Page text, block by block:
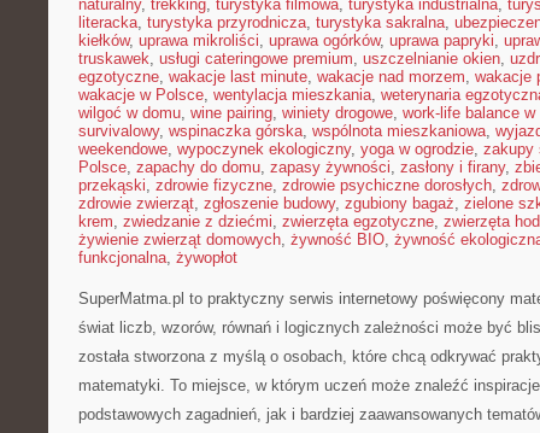
naturalny, trekking, turystyka filmowa, turystyka industrialna,
literacka, turystyka przyrodnicza, turystyka sakralna,
kiełków, uprawa mikroliści, uprawa ogórków, uprawa papryki,
truskawek, usługi cateringowe premium, uszczelnianie okien,
egzotyczne, wakacje last minute, wakacje nad morzem, wakacje
wakacje w Polsce, wentylacja mieszkania, weterynaria
wilgoć w domu, wine pairing, winiety drogowe, work-life balance w
survivalowy, wspinaczka górska, wspólnota mieszkaniowa,
weekendowe, wypoczynek ekologiczny, yoga w ogrodzie, zakupy
Polsce, zapachy do domu, zapasy żywności, zasłony i firany,
przekąski, zdrowie fizyczne, zdrowie psychiczne dorosłych,
zdrowie zwierząt, zgłoszenie budowy, zgubiony bagaż, zielone
krem, zwiedzanie z dziećmi, zwierzęta egzotyczne, zwierzęta
żywienie zwierząt domowych, żywność BIO, żywność
funkcjonalna, żywopłot
SuperMatma.pl to praktyczny serwis internetowy poświęcony
świat liczb, wzorów, równań i logicznych zależności może być
została stworzona z myślą o osobach, które chcą odkrywać
matematyki. To miejsce, w którym uczeń może znaleźć
podstawowych zagadnień, jak i bardziej zaawansowanych